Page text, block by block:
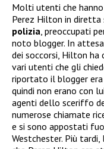
Molti utenti che
Perez Hilton in diretta
polizia , preoccupati
noto blogger. In
dei soccorsi, Hilton
vari utenti che gli
riportato il blogger
quindi non erano con
agenti dello sceriffo
numerose chiamate
e si sono appostati
Westchester. Più